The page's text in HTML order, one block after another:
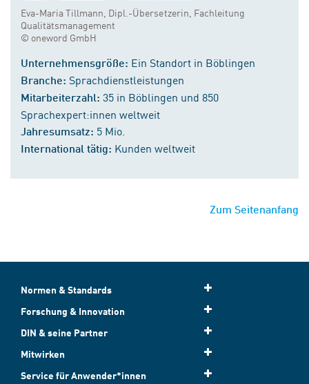
Eva-Maria Tillmann, Dipl.-Übersetzerin, Fachleitung
Qualitätsmanagement
© oneword GmbH
Unternehmensgröße: Ein Standort in Böblingen
Branche: Sprachdienstleistungen
Mitarbeiterzahl: 35 in Böblingen und 850
Sprachexpert:innen weltweit
Jahresumsatz: 5 Mio.
International tätig: Kunden weltweit
Zum Seitenanfang
Normen & Standards
Forschung & Innovation
DIN & seine Partner
Mitwirken
Service für Anwender*innen